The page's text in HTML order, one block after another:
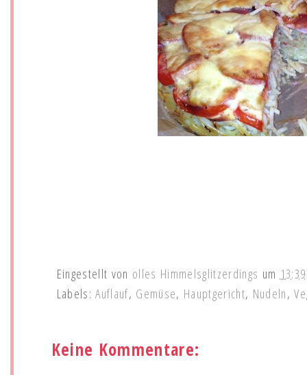
Eingestellt von olles Himmelsglitzerdings um 13:39
Labels:Auflauf, Gemüse, Hauptgericht, Nudeln,
Keine Kommentare: